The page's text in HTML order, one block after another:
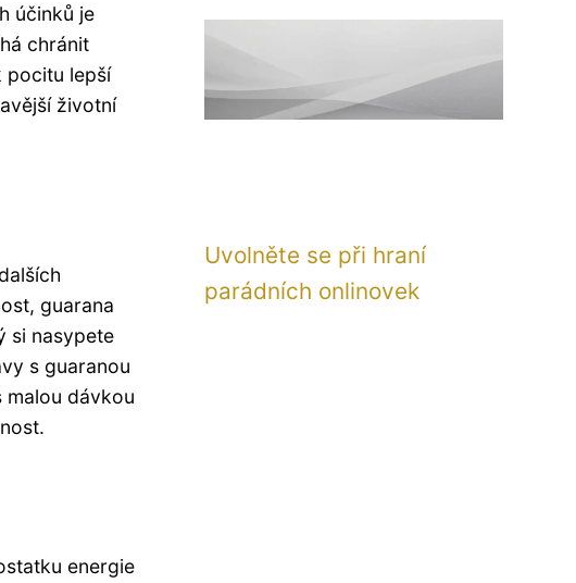
účinků je
chránit
pocitu lepší
životní
guarana
si nasypete
s guaranou
malou dávkou
energie
Uvolněte se při hraní
parádních onlinovek